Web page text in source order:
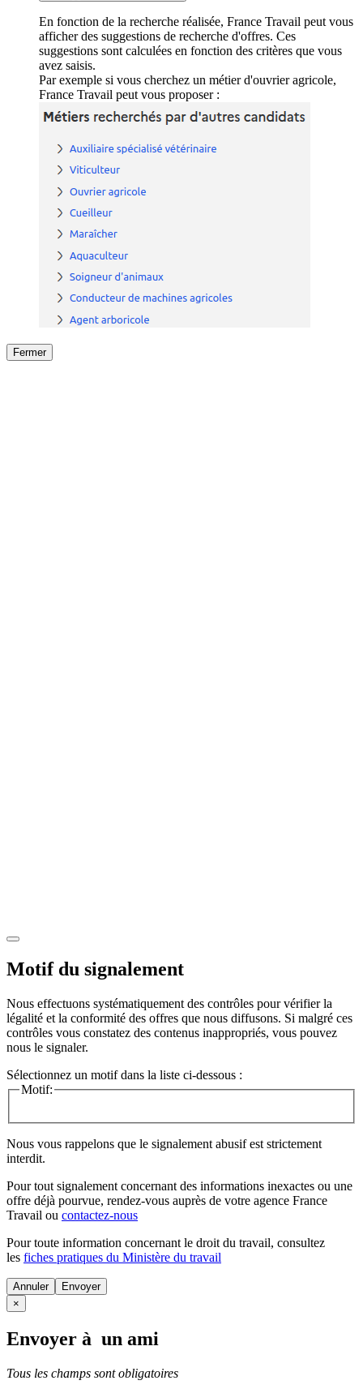
En fonction de la recherche réalisée, France Travail peut vous
afficher des suggestions de recherche d'offres. Ces
suggestions sont calculées en fonction des critères que vous
avez saisis.
Par exemple si vous cherchez un métier d'ouvrier agricole,
France Travail peut vous proposer :
Fermer
Motif du signalement
Nous effectuons systématiquement des contrôles pour vérifier la
légalité et la conformité des offres que nous diffusons. Si malgré ces
contrôles vous constatez des contenus inappropriés, vous pouvez
nous le signaler.
Sélectionnez un motif dans la liste ci-dessous :
Motif:
Nous vous rappelons que le signalement abusif est strictement
interdit.
Pour tout signalement concernant des informations inexactes ou une
offre déjà pourvue, rendez-vous auprès de votre agence France
Travail ou contactez-nous
Pour toute information concernant le droit du travail, consultez
les fiches pratiques du Ministère du travail
Annuler
×
Envoyer à un ami
Tous les champs sont obligatoires